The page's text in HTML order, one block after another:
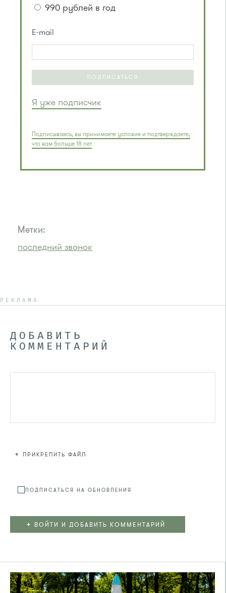
990 рублей в год
E-mail
ПОДПИСАТЬСЯ
Я уже подписчик
Подписываясь, вы принимаете условия и подтверждаете,
что вам больше 18 лет
Метки:
последний звонок
РЕКЛАМА
ДОБАВИТЬ
КОММЕНТАРИЙ
+ ПРИКРЕПИТЬ ФАЙЛ
ПОДПИСАТЬСЯ НА ОБНОВЛЕНИЯ
+ ВОЙТИ И ДОБАВИТЬ КОММЕНТАРИЙ